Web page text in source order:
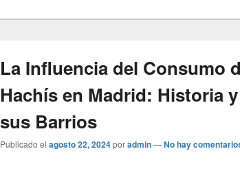
La Influencia del Consumo
Hachís en Madrid: Historia
sus Barrios
Publicado el agosto 22, 2024poradmin—No hay